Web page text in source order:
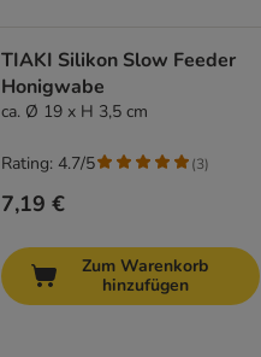
TIAKI Silikon Slow Feeder
Honigwabe
ca. Ø 19 x H 3,5 cm
7,19 €
Rating: 4.7/5 (3)
Zum Warenkorb
hinzufügen